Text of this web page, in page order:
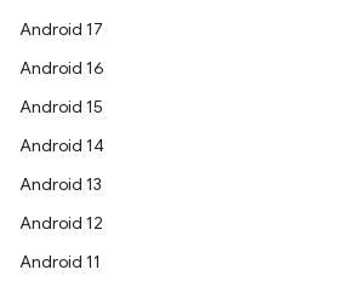
Android 17
Android 16
Android 15
Android 14
Android 13
Android 12
Android 11